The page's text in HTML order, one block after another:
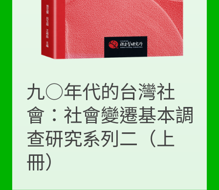
九○年代的台灣社
會：社會變遷基本調
查研究系列二（上
冊）